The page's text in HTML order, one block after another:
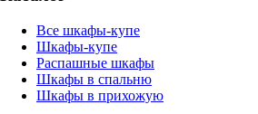
Все шкафы-купе
Шкафы-купе
Распашные шкафы
Шкафы в спальню
Шкафы в прихожую